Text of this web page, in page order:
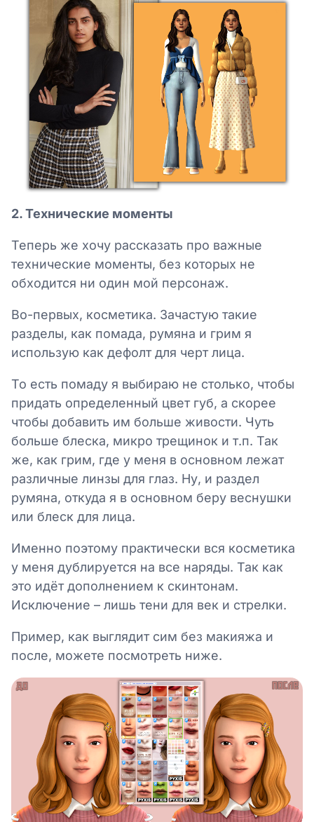
2. Технические моменты
Теперь же хочу рассказать про важные
технические моменты, без которых не
обходится ни один мой персонаж.
Во-первых, косметика. Зачастую такие
разделы, как помада, румяна и грим я
использую как дефолт для черт лица.
То есть помаду я выбираю не столько, чтобы
придать определенный цвет губ, а скорее
чтобы добавить им больше живости. Чуть
больше блеска, микро трещинок и т.п. Так
же, как грим, где у меня в основном лежат
различные линзы для глаз. Ну, и раздел
румяна, откуда я в основном беру веснушки
или блеск для лица.
Именно поэтому практически вся косметика
у меня дублируется на все наряды. Так как
это идёт дополнением к скинтонам.
Исключение – лишь тени для век и стрелки.
Пример, как выглядит сим без макияжа и
после, можете посмотреть ниже.